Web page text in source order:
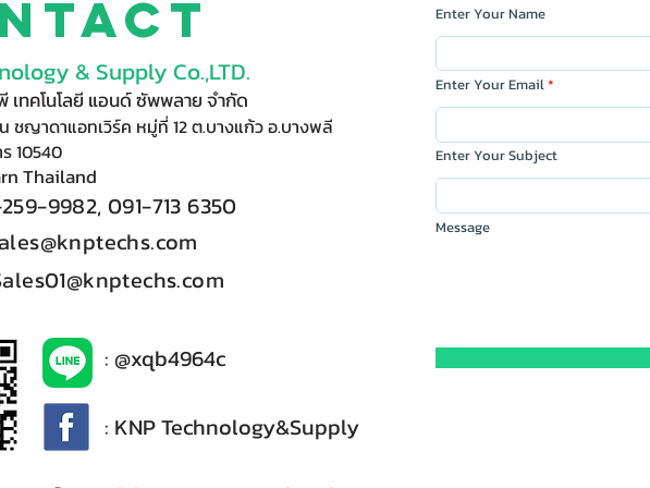
& Supply Co.,LTD.
เทคโนโลยี แอนด์ ซัพพลาย จำกัด
ชญาดาแอทเวิร์ค หมู่ที่ 12 ต.บางแก้ว อ.บางพลี
10540
Thailand
259-9982, 091-713 6350
Enter Your Name
Enter Your Email
Enter Your Subject
Message
: KNP Technology&Supply
: @xqb4964c